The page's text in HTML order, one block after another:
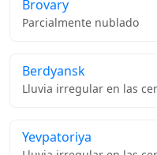
Brovary
Parcialmente nublado
Berdyansk
Lluvia irregular en las
Yevpatoriya